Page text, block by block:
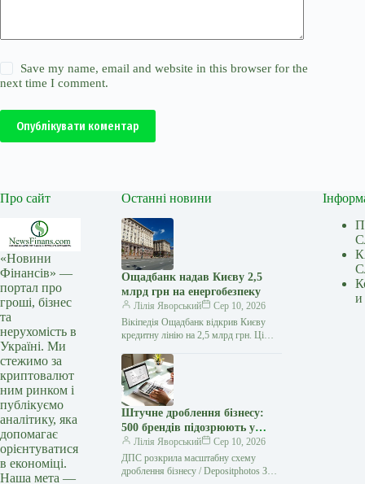
Save my name, email and website in this browser for the
next time I comment.
Опублікувати коментар
Про сайт
«Новини
Фінансів» —
портал про
гроші, бізнес
та
нерухомість в
Україні. Ми
стежимо за
криптовалют
ним ринком і
публікуємо
аналітику, яка
допомагає
орієнтуватися
в економіці.
Наша мета —
Останні новини
Ощадбанк надав Києву 2,5
млрд грн на енергобезпеку
Лілія Яворський
Сер 10, 2026
Вікіпедія Ощадбанк відкрив Києву
кредитну лінію на 2,5 млрд грн. Ці
стійкості громади та захист…
Штучне дроблення бізнесу:
500 брендів підозрюють у
несплаті податків на 1,7 млрд
Лілія Яворський
Сер 10, 2026
ДПС розкрила масштабну схему
дроблення бізнесу / Depositphotos З
и